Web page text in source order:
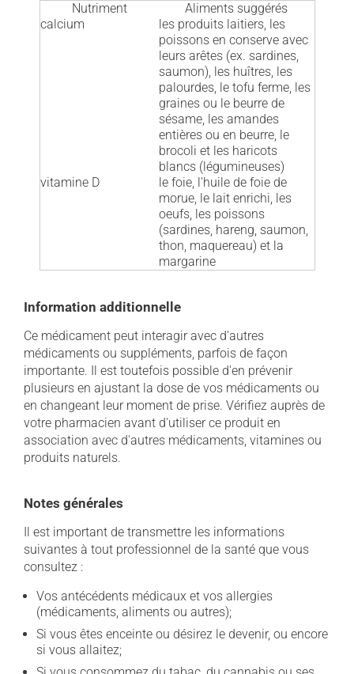
Nutriment
Aliments suggérés
calcium
les produits laitiers, les
poissons en conserve avec
leurs arêtes (ex. sardines,
saumon), les huîtres, les
palourdes, le tofu ferme, les
graines ou le beurre de
sésame, les amandes
entières ou en beurre, le
brocoli et les haricots
blancs (légumineuses)
vitamine D
le foie, l'huile de foie de
morue, le lait enrichi, les
oeufs, les poissons
(sardines, hareng, saumon,
thon, maquereau) et la
margarine
Information additionnelle
Ce médicament peut interagir avec d'autres
médicaments ou suppléments, parfois de façon
importante. Il est toutefois possible d'en prévenir
plusieurs en ajustant la dose de vos médicaments ou
en changeant leur moment de prise. Vérifiez auprès de
votre pharmacien avant d'utiliser ce produit en
association avec d'autres médicaments, vitamines ou
produits naturels.
Notes générales
Il est important de transmettre les informations
suivantes à tout professionnel de la santé que vous
consultez :
Vos antécédents médicaux et vos allergies
(médicaments, aliments ou autres);
Si vous êtes enceinte ou désirez le devenir, ou encore
si vous allaitez;